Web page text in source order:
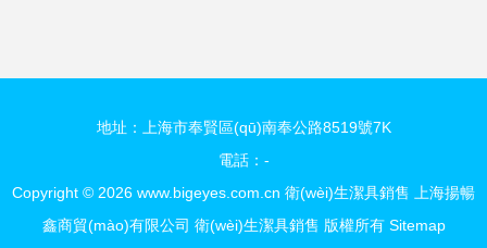
地址：上海市奉賢區(qū)南奉公路8519號7K
電話：-
Copyright © 2026 www.bigeyes.com.cn 衛(wèi)生潔具銷售
上海揚暢
鑫商貿(mào)有限公司 衛(wèi)生潔具銷售 版權所有 Sitemap